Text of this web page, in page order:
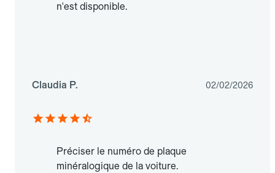
n'est disponible.
Claudia P. 02/02/2026
Préciser le numéro de plaque
minéralogique de la voiture.